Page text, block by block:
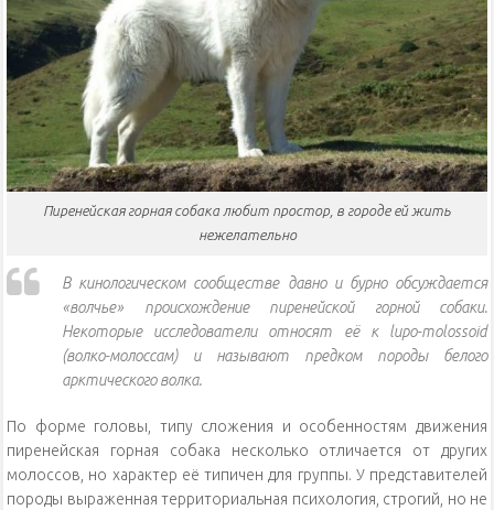
Пиренейская горная собака любит простор, в городе ей жить
нежелательно
В кинологическом сообществе давно и бурно обсуждается
«волчье» происхождение пиренейской горной собаки.
Некоторые исследователи относят её к lupo-molossoid
(волко-молоссам) и называют предком породы белого
арктического волка.
По форме головы, типу сложения и особенностям движения
пиренейская горная собака несколько отличается от других
молоссов, но характер её типичен для группы. У представителей
породы выраженная территориальная психология, строгий, но не